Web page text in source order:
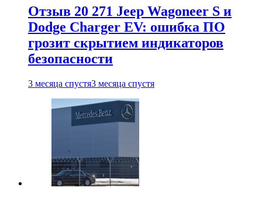
Отзыв 20 271 Jeep Wagoneer S и
Dodge Charger EV: ошибка ПО
грозит скрытием индикаторов
безопасности
3 месяца спустя3 месяца спустя